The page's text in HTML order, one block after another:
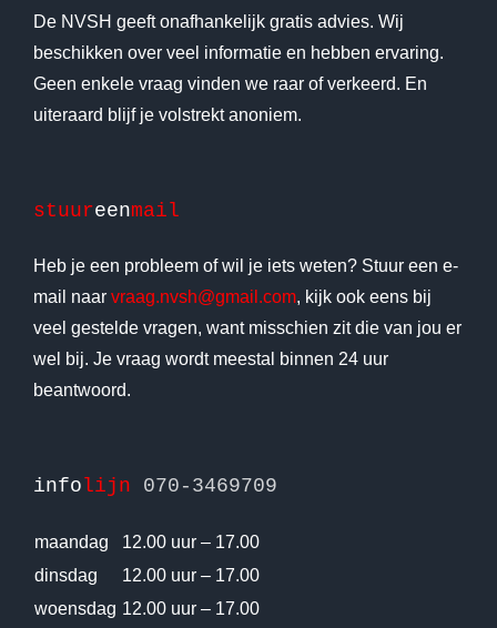
De NVSH geeft onafhankelijk gratis advies. Wij
beschikken over veel informatie en hebben ervaring.
Geen enkele vraag vinden we raar of verkeerd. En
uiteraard blijf je volstrekt anoniem.
stuureenmail
Heb je een probleem of wil je iets weten? Stuur een e-
mail naar vraag.nvsh@gmail.com, kijk ook eens bij
veel gestelde vragen, want misschien zit die van jou er
wel bij. Je vraag wordt meestal binnen 24 uur
beantwoord.
infolijn 070-3469709
maandag
12.00 uur – 17.00
dinsdag
12.00 uur – 17.00
woensdag 12.00 uur – 17.00